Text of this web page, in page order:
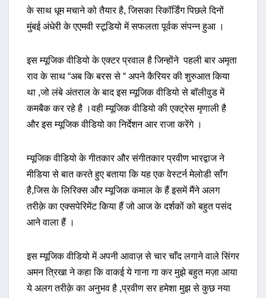
के साथ धूम मचाने को तैयार है, जिसका रिकॉर्डिंग पिछले दिनों
मुंबई अंधेरी के एएमवी स्टूडियो में सफलता पूर्वक संपन्न हुआ ।
इस म्यूजिक वीडियो के एक्टर प्रवाल है जिन्होंने पहली बार अमृता
राव के साथ “अब कि बरस से “ अपने कैरियर की शुरुआत किया
था ,जो लंबे अंतराल के बाद इस म्यूजिक वीडियो से बॉलीवुड में
कमबैक कर रहे है ।वही म्यूजिक वीडियो की एक्ट्रेस मृणाली है
और इस म्यूजिक वीडियो का निर्देशन आर राजा करेंगे ।
म्यूजिक वीडियो के गीतकार और संगीतकार प्रवीण भारद्वाज ने
मीडिया से बात करते हुए बताया कि यह एक वेस्टर्न मेलोडी सॉंग
है,जिस के लिरिक्स और म्यूजिक कमाल के हैं इसमें मैंने अलग
तरीक़े का एक्सपेरिमेंट किया हैं जो आज के दर्शकों को बहुत पसंद
आने वाला हैं ।
इस म्यूजिक वीडियो में अपनी आवाज़ से चार चाँद लगाने वाले सिंगर
अमन त्रिखा ने कहा कि वाकई ये गाना गा कर मुझे बहुत मज़ा आया
ये अलग तरीक़े का अनुभव है ,प्रवीण सर हमेशा मुझ से कुछ नया